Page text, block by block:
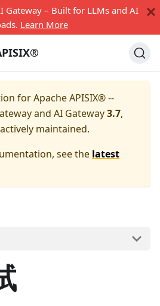
Gateway – Built for LLMs and AI
Learn More
forApache APISIX® --
and AI Gateway3.7,
maintained.
see the latest